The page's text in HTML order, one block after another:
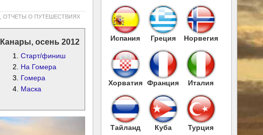
ОТЧЕТЫ О ПУТЕШЕСТВИЯХ
Канары, осень 2012
Старт/финиш
На Гомера
Гомера
Маска
Испания Греция Норвегия
Хорватия Франция Италия
Тайланд Куба Турция